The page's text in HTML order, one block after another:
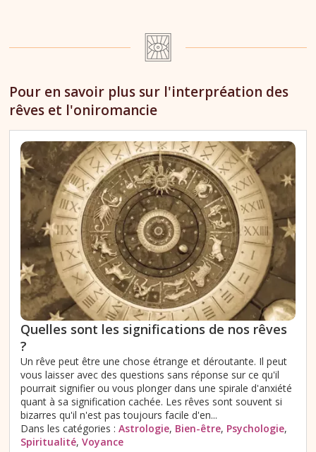
Pour en savoir plus sur l'interpréation des
rêves et l'oniromancie
Quelles sont les significations de nos rêves
?
Un rêve peut être une chose étrange et déroutante. Il peut
vous laisser avec des questions sans réponse sur ce qu'il
pourrait signifier ou vous plonger dans une spirale d'anxiété
quant à sa signification cachée. Les rêves sont souvent si
bizarres qu'il n'est pas toujours facile d'en...
Dans les catégories : Astrologie, Bien-être, Psychologie,
Spiritualité, Voyance